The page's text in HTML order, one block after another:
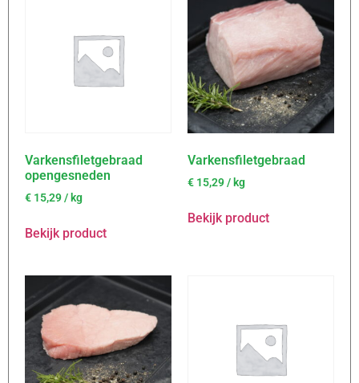
Varkensfiletgebraad
opengesneden
€ 15,29/ kg
Bekijk product
Varkensfiletgebraad
€ 15,29/ kg
Bekijk product